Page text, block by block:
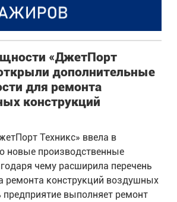
«ДжетПорт
дополнительные
для ремонта
конструкций
Техникс» ввела в
новые производственные
чему расширила перечень
ремонта конструкций воздушных
предприятие выполняет ремонт